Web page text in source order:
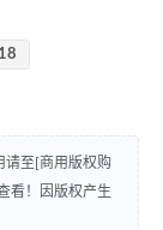
请至[商用版权购
看！因版权产生